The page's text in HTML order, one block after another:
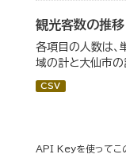
観光客数の推移
各項目の人数は、
域の計と大仙市の
CSV
API Keyを使ってこ